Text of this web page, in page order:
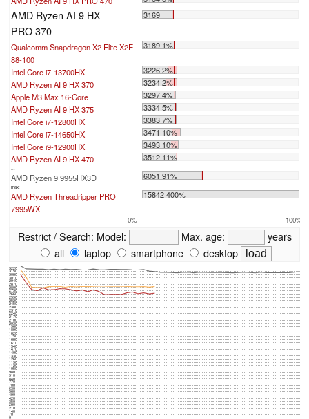
AMD Ryzen AI 9 HX
PRO 370
3169
Qualcomm Snapdragon X2 Elite X2E-
88-100
3189 1%
Intel Core i7-13700HX
3226 2%
AMD Ryzen AI 9 HX 370
3234 2%
Apple M3 Max 16-Core
3297 4%
AMD Ryzen AI 9 HX 375
3334 5%
Intel Core i7-12800HX
3383 7%
Intel Core i7-14650HX
3471 10%
Intel Core i9-12900HX
3493 10%
AMD Ryzen AI 9 HX 470
3512 11%
...
AMD Ryzen 9 9955HX3D 6051 91%
max:
AMD Ryzen Threadripper PRO
7995WX
15842 400%
0% 100%
Restrict / Search: Model: Max. age:
years
all
laptop smartphone desktop
70
140
210
280
350
420
490
560
630
700
770
840
910
980
1050
1120
1190
1260
1330
1400
1470
1540
1610
1680
1750
1820
1890
1960
2030
2100
2170
2240
2310
2380
2450
2520
2590
2660
2730
2800
2870
2940
3010
3080
3150
3220